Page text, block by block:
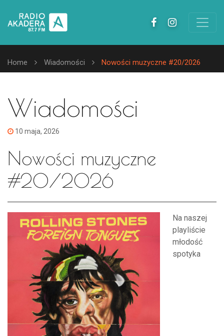
Home Wiadomości Nowości muzyczne #20/2026
Wiadomości
10 maja, 2026
Nowości muzyczne
#20/2026
Na naszej
playliście
młodość
spotyka